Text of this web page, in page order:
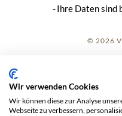
Ihre Daten sind
© 2026
Wir verwenden Cookies
Wir können diese zur Analyse
Webseite zu verbessern,